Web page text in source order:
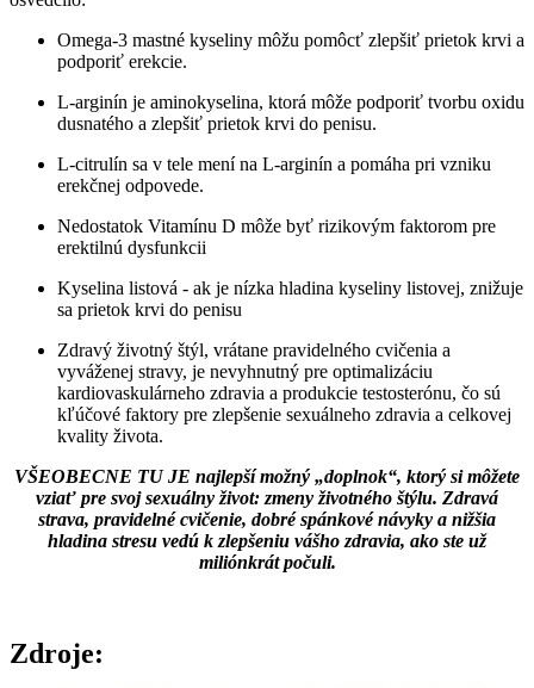
Omega-3 mastné kyseliny môžu pomôcť zlepšiť prietok krvi a
podporiť erekcie.
L-arginín je aminokyselina, ktorá môže podporiť tvorbu oxidu
dusnatého a zlepšiť prietok krvi do penisu.
L-citrulín sa v tele mení na L-arginín a pomáha pri vzniku
erekčnej odpovede.
Nedostatok Vitamínu D môže byť rizikovým faktorom pre
erektilnú dysfunkcii
Kyselina listová - ak je nízka hladina kyseliny listovej, znižuje
sa prietok krvi do penisu
Zdravý životný štýl, vrátane pravidelného cvičenia a
vyváženej stravy, je nevyhnutný pre optimalizáciu
kardiovaskulárneho zdravia a produkcie testosterónu, čo sú
kľúčové faktory pre zlepšenie sexuálneho zdravia a celkovej
kvality života.
VŠEOBECNE TU JE najlepší možný „doplnok“, ktorý si môžete
vziať pre svoj sexuálny život: zmeny životného štýlu. Zdravá
strava, pravidelné cvičenie, dobré spánkové návyky a nižšia
hladina stresu vedú k zlepšeniu vášho zdravia, ako ste už
miliónkrát počuli.
Zdroje: